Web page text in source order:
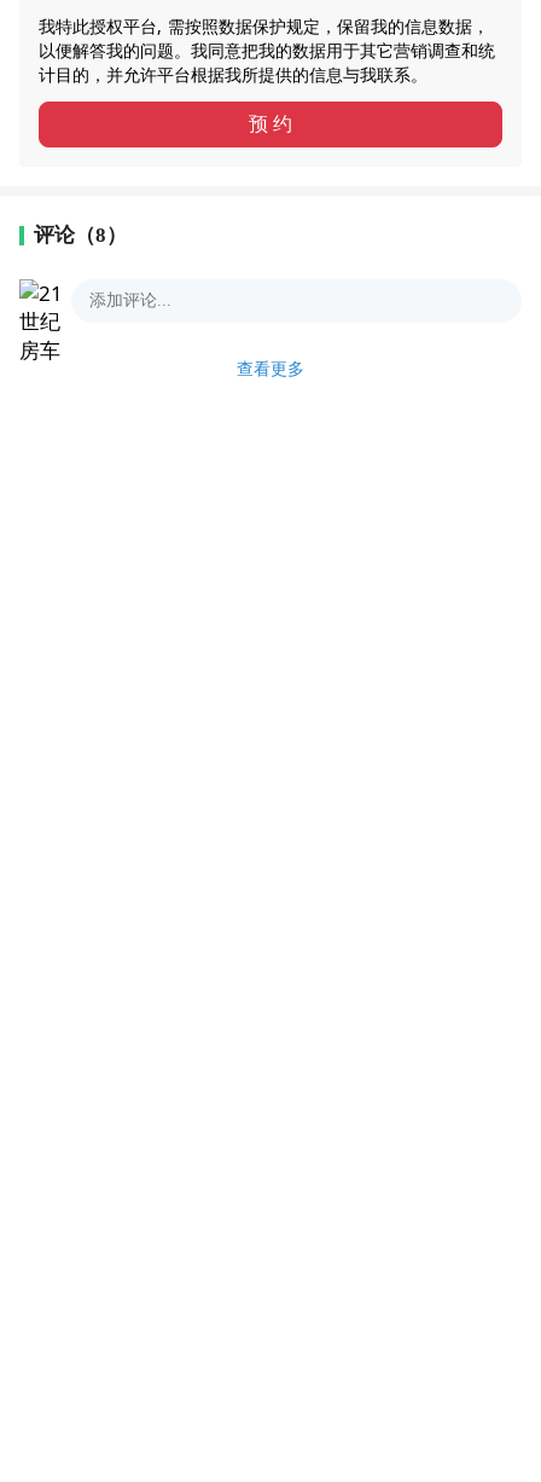
我特此授权平台, 需按照数据保护规定，保留我的信息数据，
以便解答我的问题。我同意把我的数据用于其它营销调查和统
计目的，并允许平台根据我所提供的信息与我联系。
预 约
评论（8）
查看更多